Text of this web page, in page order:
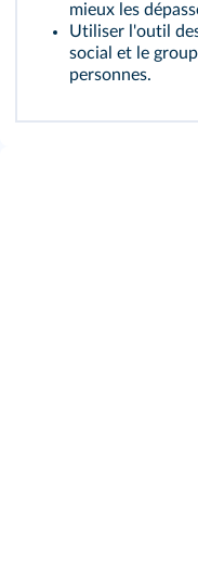
mieux les
Utiliser l'outil
social et le
personnes.